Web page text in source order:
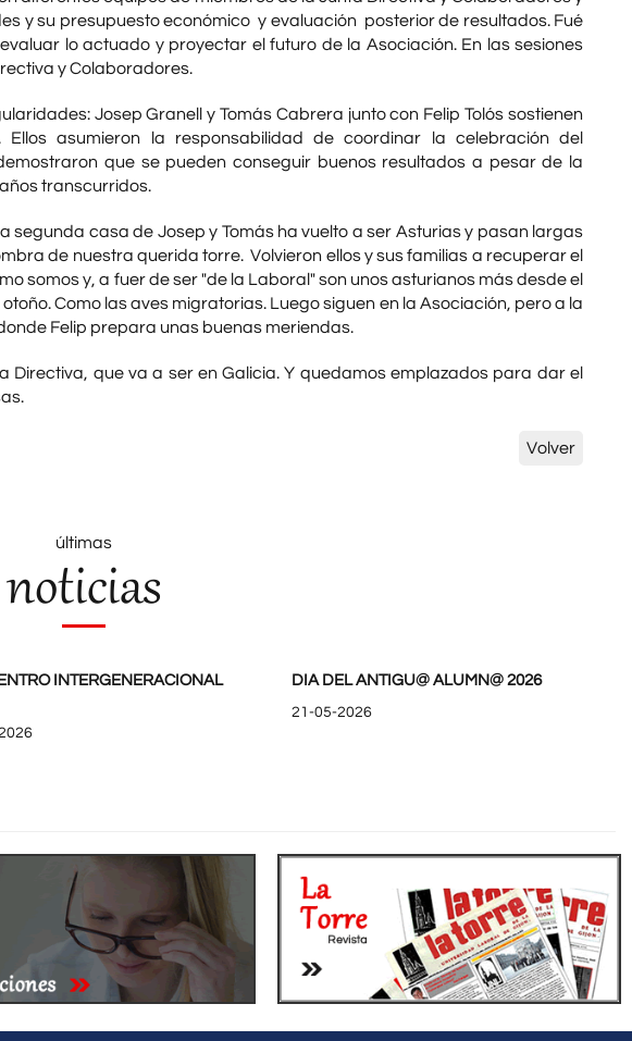
y su presupuesto económico y evaluación posterior de resultados. Fué
lo actuado y proyectar el futuro de la Asociación. En las sesiones
y Colaboradores.
Josep Granell y Tomás Cabrera junto con Felip Tolós sostienen
asumieron la responsabilidad de coordinar la celebración del
que se pueden conseguir buenos resultados a pesar de la
transcurridos.
segunda casa de Josep y Tomás ha vuelto a ser Asturias y pasan largas
de nuestra querida torre. Volvieron ellos y sus familias a recuperar el
somos y, a fuer de ser "de la Laboral" son unos asturianos más desde el
Como las aves migratorias. Luego siguen en la Asociación, pero a la
Felip prepara unas buenas meriendas.
que va a ser en Galicia. Y quedamos emplazados para dar el
Volver
últimas
noticias
INTERGENERACIONAL
DIA DEL ANTIGU@ ALUMN@ 2026
21-05-2026